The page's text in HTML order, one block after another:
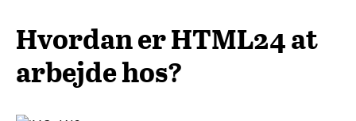
Hvordan er HTML24 at
arbejde hos?